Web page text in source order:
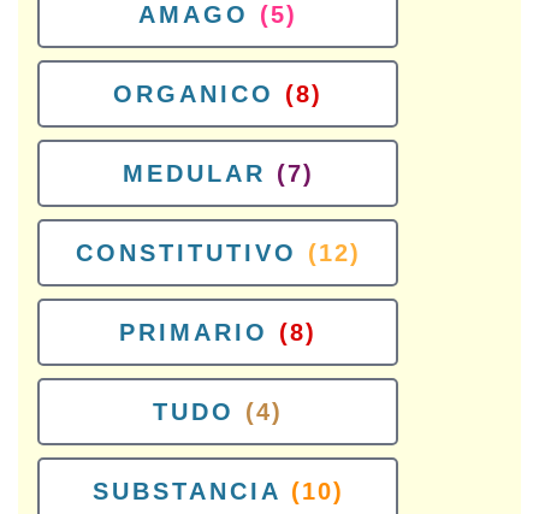
AMAGO (5)
ORGANICO (8)
MEDULAR (7)
CONSTITUTIVO (12)
PRIMARIO (8)
TUDO (4)
SUBSTANCIA (10)